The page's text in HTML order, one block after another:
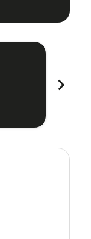
chevron_right